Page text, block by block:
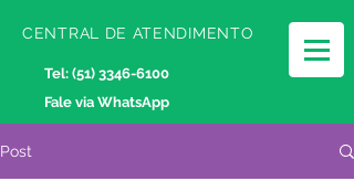
CENTRAL DE ATENDIMENTO
Tel: (51) 3346-6100
Fale via WhatsApp
Post